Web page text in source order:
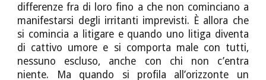
differenze fra di loro fino a che non cominciano a
manifestarsi degli irritanti imprevisti. È allora che
si comincia a litigare e quando uno litiga diventa
di cattivo umore e si comporta male con tutti,
nessuno escluso, anche con chi non c’entra
niente. Ma quando si profila all’orizzonte un